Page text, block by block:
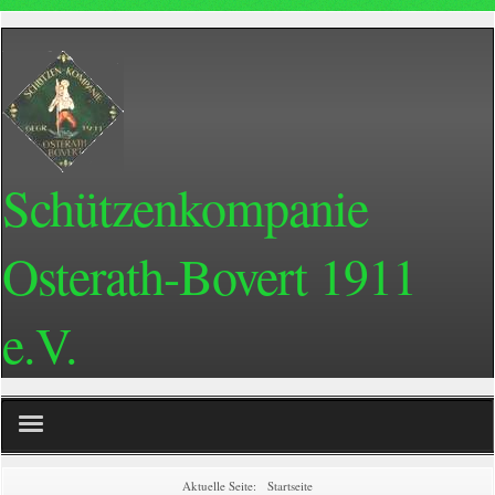
Schützenkompanie
Osterath-Bovert 1911
e.V.
Aktuelle Seite: Startseite